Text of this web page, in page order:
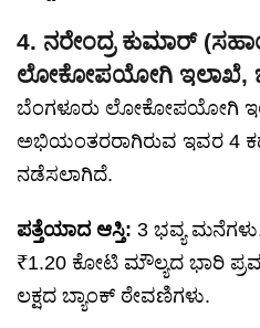
4. ನರೇಂದ್ರ ಕುಮಾರ್
ಲೋಕೋಪಯೋಗಿ ಇಲಾಖೆ,
ಬೆಂಗಳೂರು ಲೋಕೋಪಯೋಗಿ
ಅಭಿಯಂತರರಾಗಿರುವ ಇವರ 4
ನಡೆಸಲಾಗಿದೆ.
ಪತ್ತೆಯಾದ ಆಸ್ತಿ: 3 ಭವ್ಯ
₹1.20 ಕೋಟಿ ಮೌಲ್ಯದ ಭಾರಿ
ಲಕ್ಷದ ಬ್ಯಾಂಕ್‌ ಠೇವಣಿಗಳು.